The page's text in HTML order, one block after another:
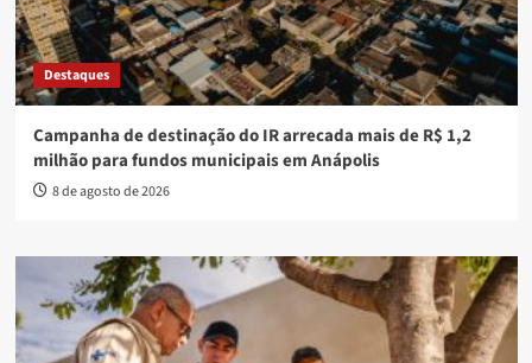
Destaques
Campanha de destinação do IR arrecada mais de R$ 1,2
milhão para fundos municipais em Anápolis
8 de agosto de 2026